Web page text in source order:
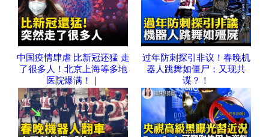
中国疫情肆虐 比新冠还猛 走
了很多人！北京上海等多地
医院爆满！｜
过年防刺探引非议！春晚机
器人跳舞如僵尸；又现共
谍？！